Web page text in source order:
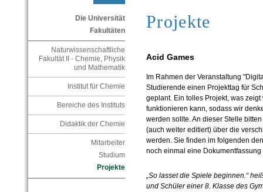
Die Universität
Fakultäten
Naturwissenschaftliche
Fakultät II - Chemie, Physik
und Mathematik
Institut für Chemie
Bereiche des Instituts
Didaktik der Chemie
Mitarbeiter
Studium
Projekte
Projekte
Acid Games
Im Rahmen der Veranstaltung
Studierende einen Projekttag für
geplant. Ein tolles Projekt, was
funktionieren kann, sodass wir
werden sollte. An dieser Stelle
(auch weiter editiert) über die
werden. Sie finden im folgenden
noch einmal eine Dokumentfassung
„So lasset die Spiele beginnen.“
und Schüler einer 8. Klasse des